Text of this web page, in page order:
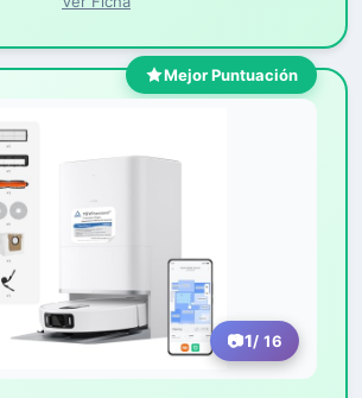
Mejor Puntuación
1/ 16